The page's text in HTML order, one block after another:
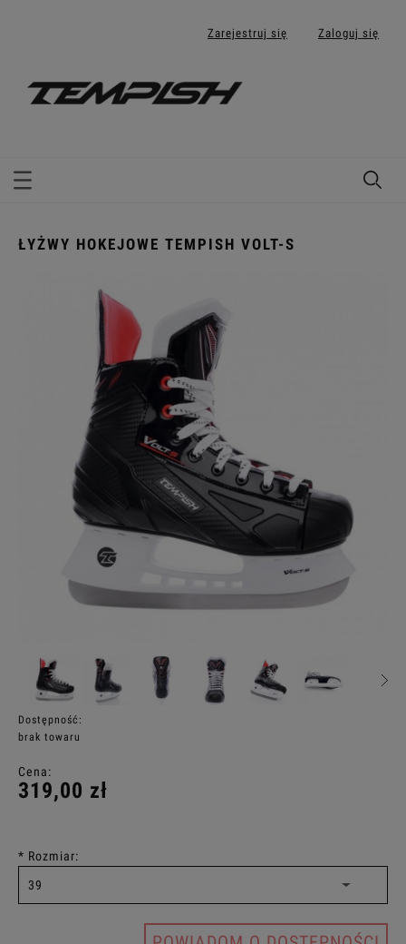
Zarejestruj się Zaloguj się
ŁYŻWY HOKEJOWE TEMPISH VOLT-S
Dostępność:
brak towaru
Cena:
319,00 zł
* Rozmiar: